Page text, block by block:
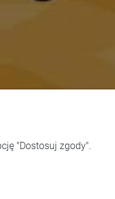
"Dostosuj zgody".